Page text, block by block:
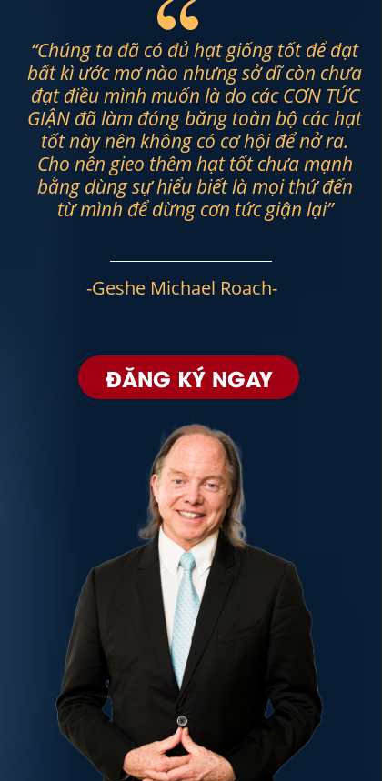
“Chúng ta đã có đủ hạt giống tốt để đạt
bất kì ước mơ nào nhưng sở dĩ còn chưa
đạt điều mình muốn là do các CƠN TỨC
GIẬN đã làm đóng băng toàn bộ các hạt
tốt này nên không có cơ hội để nở ra.
Cho nên gieo thêm hạt tốt chưa mạnh
bằng dùng sự hiểu biết là mọi thứ đến
từ mình để dừng cơn tức giận lại”
-Geshe Michael Roach-
ĐĂNG KÝ NGAY